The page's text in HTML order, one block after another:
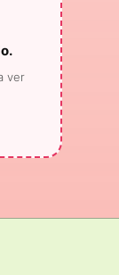
ver